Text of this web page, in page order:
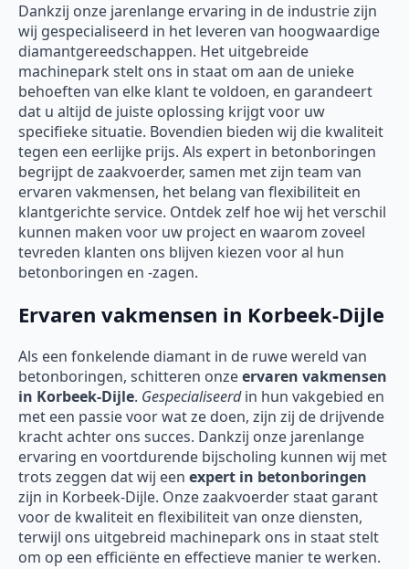
Dankzij onze jarenlange ervaring in de industrie zijn
wij gespecialiseerd in het leveren van hoogwaardige
diamantgereedschappen. Het uitgebreide
machinepark stelt ons in staat om aan de unieke
behoeften van elke klant te voldoen, en garandeert
dat u altijd de juiste oplossing krijgt voor uw
specifieke situatie. Bovendien bieden wij die kwaliteit
tegen een eerlijke prijs. Als expert in betonboringen
begrijpt de zaakvoerder, samen met zijn team van
ervaren vakmensen, het belang van flexibiliteit en
klantgerichte service. Ontdek zelf hoe wij het verschil
kunnen maken voor uw project en waarom zoveel
tevreden klanten ons blijven kiezen voor al hun
betonboringen en -zagen.
Ervaren vakmensen in Korbeek-Dijle
Als een fonkelende diamant in de ruwe wereld van
betonboringen, schitteren onzeervaren vakmensen
in Korbeek-Dijle. Gespecialiseerdin hun vakgebied en
met een passie voor wat ze doen, zijn zij de drijvende
kracht achter ons succes. Dankzij onze jarenlange
ervaring en voortdurende bijscholing kunnen wij met
trots zeggen dat wij een expert in betonboringen
zijn in Korbeek-Dijle. Onze zaakvoerder staat garant
voor de kwaliteit en flexibiliteit van onze diensten,
terwijl ons uitgebreid machinepark ons in staat stelt
om op een efficiënte en effectieve manier te werken.